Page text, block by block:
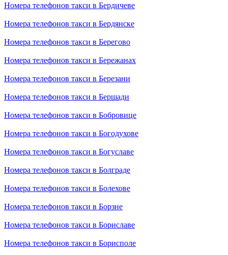
Номера телефонов такси в Бердичеве
Номера телефонов такси в Бердянске
Номера телефонов такси в Берегово
Номера телефонов такси в Бережанах
Номера телефонов такси в Березани
Номера телефонов такси в Бершади
Номера телефонов такси в Бобровице
Номера телефонов такси в Богодухове
Номера телефонов такси в Богуславе
Номера телефонов такси в Болграде
Номера телефонов такси в Болехове
Номера телефонов такси в Борзне
Номера телефонов такси в Бориславе
Номера телефонов такси в Борисполе